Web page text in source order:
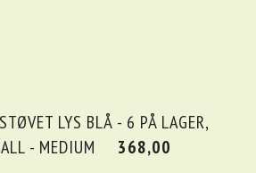
LYS BLÅ - 6 PÅ LAGER,
- MEDIUM
368,00